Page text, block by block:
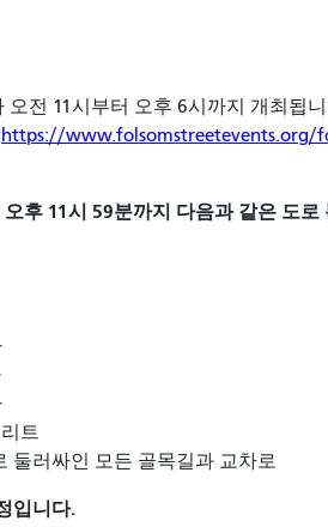
전 11시부터 오후 6시까지 개최됩
https://www.folsomstreetevents.org/
후 11시 59분까지 다음과 같은 도로
트
둘러싸인 모든 골목길과 교차로
입니다.